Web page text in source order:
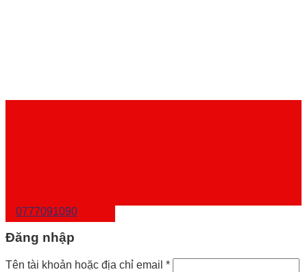
0777091090
Đăng nhập
Tên tài khoản hoặc địa chỉ email *